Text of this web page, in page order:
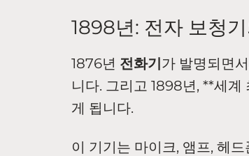
1898년: 전자 보청
1876년 전화기가 발명되면
니다. 그리고 1898년, **세
게 됩니다.
이 기기는 마이크, 앰프, 헤